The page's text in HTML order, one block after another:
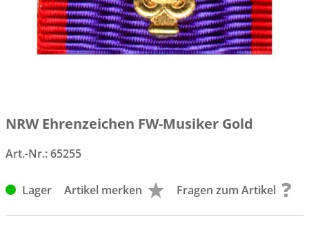
NRW Ehrenzeichen FW-Musiker Gold
Art.-Nr.:65255
Lager Artikel merken Fragen zum Artikel